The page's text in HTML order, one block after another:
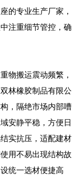
的专业生产厂家，
注重细节管控，确
物搬运震动频繁，
林橡胶制品有限公
，隔绝市场内部嘈
安静平稳，方便日
实抗压，适配建材
用不易出现结构故
统一选材便捷高